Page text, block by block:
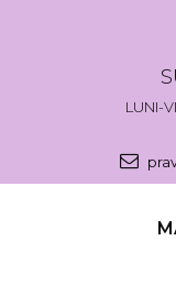
LUNI-